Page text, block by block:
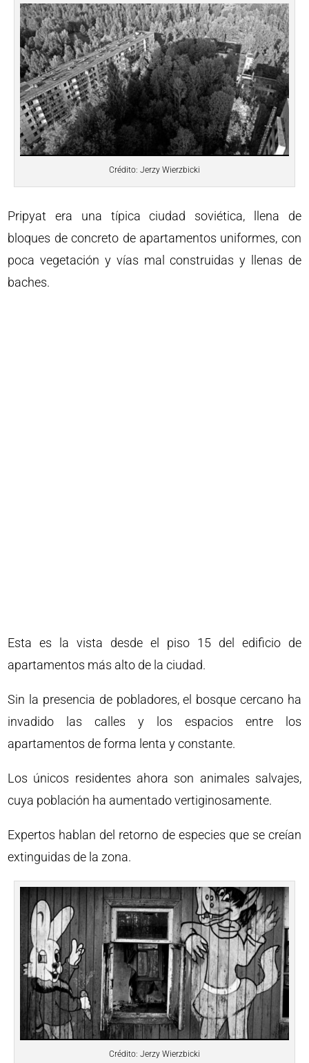
Crédito: Jerzy Wierzbicki
Pripyat era una típica ciudad soviética, llena de
bloques de concreto de apartamentos uniformes, con
poca vegetación y vías mal construidas y llenas de
baches.
Esta es la vista desde el piso 15 del edificio de
apartamentos más alto de la ciudad.
Sin la presencia de pobladores, el bosque cercano ha
invadido las calles y los espacios entre los
apartamentos de forma lenta y constante.
Los únicos residentes ahora son animales salvajes,
cuya población ha aumentado vertiginosamente.
Expertos hablan del retorno de especies que se creían
extinguidas de la zona.
Crédito: Jerzy Wierzbicki